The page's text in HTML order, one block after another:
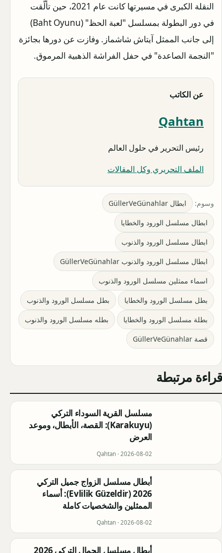
النقلة الكبرى في مسيرتها كانت عام 2021، حين تألّقت
في دور البطولة بمسلسل "لعبة الحظ" (Baht Oyunu)
إلى جانب الممثل آيتاش شاشماز. وفازت عن دورها بجائزة
"النجمة الصاعدة" في حفل الفراشة الذهبية المرموق.
عن الكاتب
Qahtan
رئيس التحرير في حلول العالم
الملف التحريري وكل المقالات
وسوم: ابطال GüllerVeGünahlar
ابطال مسلسل الورود والخطايا
ابطال مسلسل الورود والذنوب
ابطال مسلسل الورود والذنوب GüllerVeGünahlar
اسماء ممثلين مسلسل الورود والذنوب
بطل مسلسل الورود والخطايا بطل مسلسل الورود والذنوب
بطلة مسلسل الورود والخطايا بطله مسلسل الورود والذنوب
قصة GüllerVeGünahlar
قراءة مرتبطة
مسلسل القرية السوداء التركي
(Karakuyu): القصة، الأبطال، وموعد
العرض
Qahtan · 2026-08-02
أبطال مسلسل الزواج جميل التركي
2026 (Evlilik Güzeldir): أسماء
الممثلين والشخصيات كاملة
Qahtan · 2026-08-02
أبطال مسلسل الحمال التركي 2026